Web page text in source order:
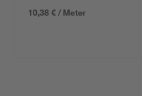
10,38 € / Meter